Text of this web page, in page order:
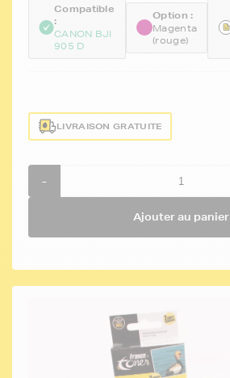
Compatible
:
CANON BJI
905 D
Option :
Magenta
(rouge)
LIVRAISON GRATUITE
-
Ajouter au panier